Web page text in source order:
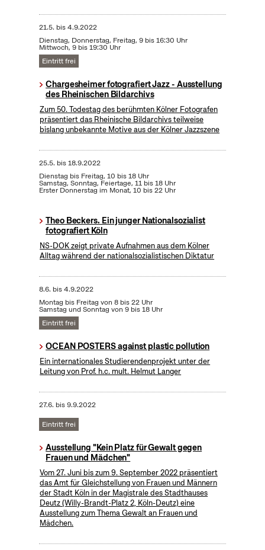
21.5. bis4.9.2022
Dienstag, Donnerstag, Freitag, 9 bis 16:30 Uhr
Mittwoch, 9 bis 19:30 Uhr
Eintritt frei
Chargesheimer fotografiert Jazz - Ausstellung
des Rheinischen Bildarchivs
Zum 50. Todestag des berühmten Kölner Fotografen
präsentiert das Rheinische Bildarchivs teilweise
bislang unbekannte Motive aus der Kölner Jazzszene
25.5. bis18.9.2022
Dienstag bis Freitag, 10 bis 18 Uhr
Samstag, Sonntag, Feiertage, 11 bis 18 Uhr
Erster Donnerstag im Monat, 10 bis 22 Uhr
Theo Beckers. Ein junger Nationalsozialist
fotografiert Köln
NS-DOK zeigt private Aufnahmen aus dem Kölner
Alltag während der nationalsozialistischen Diktatur
8.6. bis4.9.2022
Montag bis Freitag von 8 bis 22 Uhr
Samstag und Sonntag von 9 bis 18 Uhr
Eintritt frei
OCEAN POSTERS against plastic pollution
Ein internationales Studierendenprojekt unter der
Leitung von Prof. h.c. mult. Helmut Langer
27.6. bis9.9.2022
Eintritt frei
Ausstellung "Kein Platz für Gewalt gegen
Frauen und Mädchen"
Vom 27. Juni bis zum 9. September 2022 präsentiert
das Amt für Gleichstellung von Frauen und Männern
der Stadt Köln in der Magistrale des Stadthauses
Deutz (Willy-Brandt-Platz 2, Köln-Deutz) eine
Ausstellung zum Thema Gewalt an Frauen und
Mädchen.